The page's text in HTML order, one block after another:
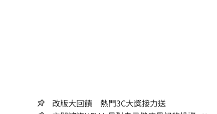
改版大回饋 熱門3C大獎接力送